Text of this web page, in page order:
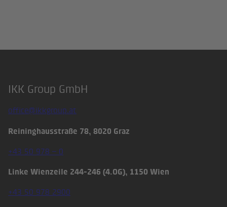
Footer
IKK Group GmbH
office@ikkgroup.at
Reininghausstraße 78, 8020 Graz
+43 50 978 – 0
Linke Wienzeile 244-246 (4.OG), 1150 Wien
+43 50 978 2900